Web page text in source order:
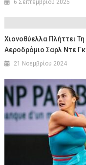
6 Σεπτεμβρίου 2025
Χιονοθύελλα Πλήττει
Αεροδρόμιο Σαρλ Ντε
21 Νοεμβρίου 2024